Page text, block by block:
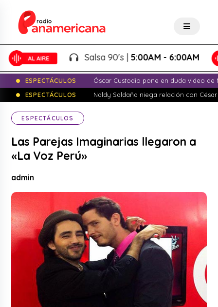
Salsa 90's |5:00AM - 6:00AM
ESPECTÁCULOS
Óscar Custodio pone en duda video de
ESPECTÁCULOS
Naldy Saldaña niega relación con
ESPECTÁCULOS
Las Parejas Imaginarias llegaron a
«La Voz Perú»
admin